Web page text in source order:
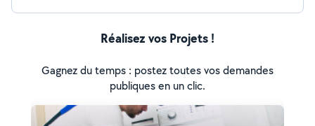
Réalisez vos Projets !
Gagnez du temps : postez toutes vos demandes
publiques en un clic.